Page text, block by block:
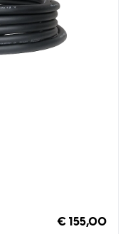
€ 155,00